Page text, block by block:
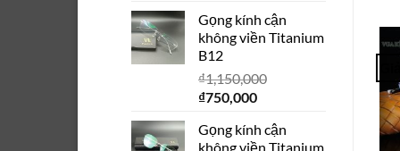
là:
₫1,150,000.
tại
là:
Gọng kính cận
không viền Titanium
B12
₫1,150,000
Giá
là:
₫750,000Giá
tại
Gọng kính cận
không viền Titanium